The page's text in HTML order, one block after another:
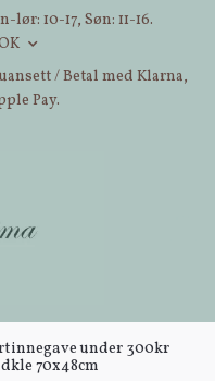
10-17, Søn: 11-16.
/ Betal med Klarna,
Pay.
under 300kr
70x48cm